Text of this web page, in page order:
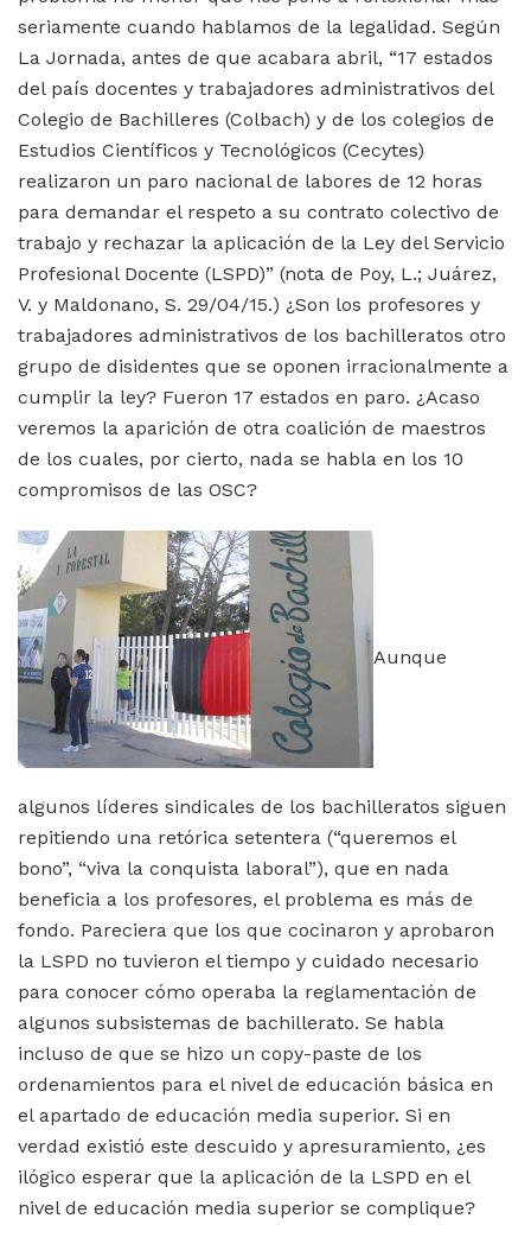
seriamente cuando hablamos de la legalidad. Según
La Jornada, antes de que acabara abril, “17 estados
del país docentes y trabajadores administrativos del
Colegio de Bachilleres (Colbach) y de los colegios de
Estudios Científicos y Tecnológicos (Cecytes)
realizaron un paro nacional de labores de 12 horas
para demandar el respeto a su contrato colectivo de
trabajo y rechazar la aplicación de la Ley del Servicio
Profesional Docente (LSPD)” (nota de Poy, L.; Juárez,
V. y Maldonano, S. 29/04/15.) ¿Son los profesores y
trabajadores administrativos de los bachilleratos otro
grupo de disidentes que se oponen irracionalmente a
cumplir la ley? Fueron 17 estados en paro. ¿Acaso
veremos la aparición de otra coalición de maestros
de los cuales, por cierto, nada se habla en los 10
compromisos de las OSC?
Aunque
algunos líderes sindicales de los bachilleratos siguen
repitiendo una retórica setentera (“queremos el
bono”, “viva la conquista laboral”), que en nada
beneficia a los profesores, el problema es más de
fondo. Pareciera que los que cocinaron y aprobaron
la LSPD no tuvieron el tiempo y cuidado necesario
para conocer cómo operaba la reglamentación de
algunos subsistemas de bachillerato. Se habla
incluso de que se hizo un copy-paste de los
ordenamientos para el nivel de educación básica en
el apartado de educación media superior. Si en
verdad existió este descuido y apresuramiento, ¿es
ilógico esperar que la aplicación de la LSPD en el
nivel de educación media superior se complique?